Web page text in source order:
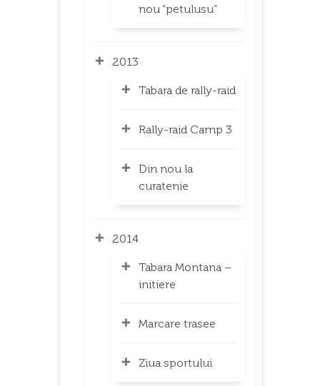
nou “petulusu”
2013
Tabara de rally-raid
Rally-raid Camp 3
Din nou la
curatenie
2014
Tabara Montana –
initiere
Marcare trasee
Ziua sportului